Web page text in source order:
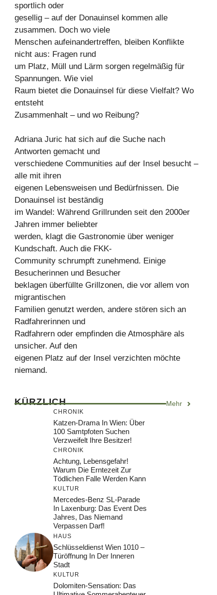
sportlich oder
gesellig – auf der Donauinsel kommen alle
zusammen. Doch wo viele
Menschen aufeinandertreffen, bleiben Konflikte
nicht aus: Fragen rund
um Platz, Müll und Lärm sorgen regelmäßig für
Spannungen. Wie viel
Raum bietet die Donauinsel für diese Vielfalt? Wo
entsteht
Zusammenhalt – und wo Reibung?
Adriana Juric hat sich auf die Suche nach
Antworten gemacht und
verschiedene Communities auf der Insel besucht –
alle mit ihren
eigenen Lebensweisen und Bedürfnissen. Die
Donauinsel ist beständig
im Wandel: Während Grillrunden seit den 2000er
Jahren immer beliebter
werden, klagt die Gastronomie über weniger
Kundschaft. Auch die FKK-
Community schrumpft zunehmend. Einige
Besucherinnen und Besucher
beklagen überfüllte Grillzonen, die vor allem von
migrantischen
Familien genutzt werden, andere stören sich an
Radfahrerinnen und
Radfahrern oder empfinden die Atmosphäre als
unsicher. Auf den
eigenen Platz auf der Insel verzichten möchte
niemand.
KÜRZLICH Mehr
CHRONIK
Katzen-Drama In Wien: Über
100 Samtpfoten Suchen
Verzweifelt Ihre Besitzer!
CHRONIK
Achtung, Lebensgefahr!
Warum Die Erntezeit Zur
Tödlichen Falle Werden Kann
KULTUR
Mercedes-Benz SL-Parade
In Laxenburg: Das Event Des
Jahres, Das Niemand
Verpassen Darf!
HAUS
Schlüsseldienst Wien 1010 –
Türöffnung In Der Inneren
Stadt
KULTUR
Dolomiten-Sensation: Das